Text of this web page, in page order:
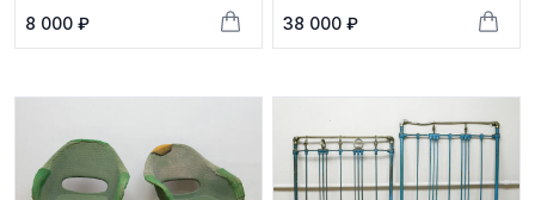
8 000 ₽ 38 000 ₽